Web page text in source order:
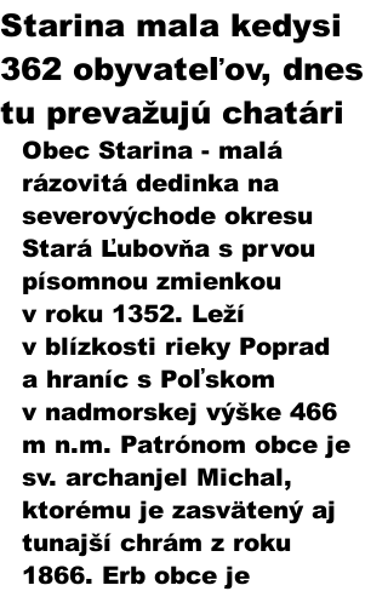
Starina mala kedysi
362 obyvateľov, dnes
tu prevažujú chatári
Obec Starina - malá
rázovitá dedinka na
severovýchode okresu
Stará Ľubovňa s prvou
písomnou zmienkou
v roku 1352. Leží
v blízkosti rieky Poprad
a hraníc s Poľskom
v nadmorskej výške 466
m n.m. Patrónom obce je
sv. archanjel Michal,
ktorému je zasvätený aj
tunajší chrám z roku
1866. Erb obce je